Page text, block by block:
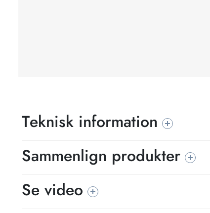
Teknisk information
Sammenlign produkter
Se video